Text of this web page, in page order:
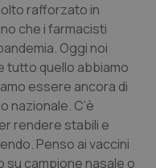
rafforzato in
che i farmacisti
Oggi noi
tutto quello abbiamo
essere ancora di
nazionale. C’è
rendere stabili e
Penso ai vaccini
su campione nasale o